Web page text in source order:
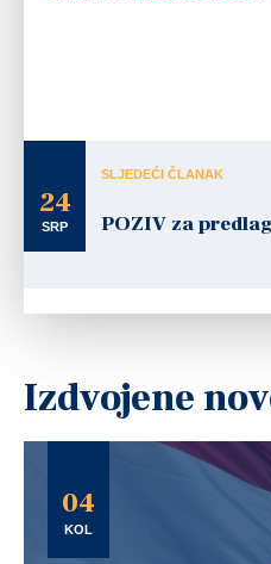
24
SRP
SLJEDEĆI ČLANAK
POZIV za
Izdvojene
04
KOL